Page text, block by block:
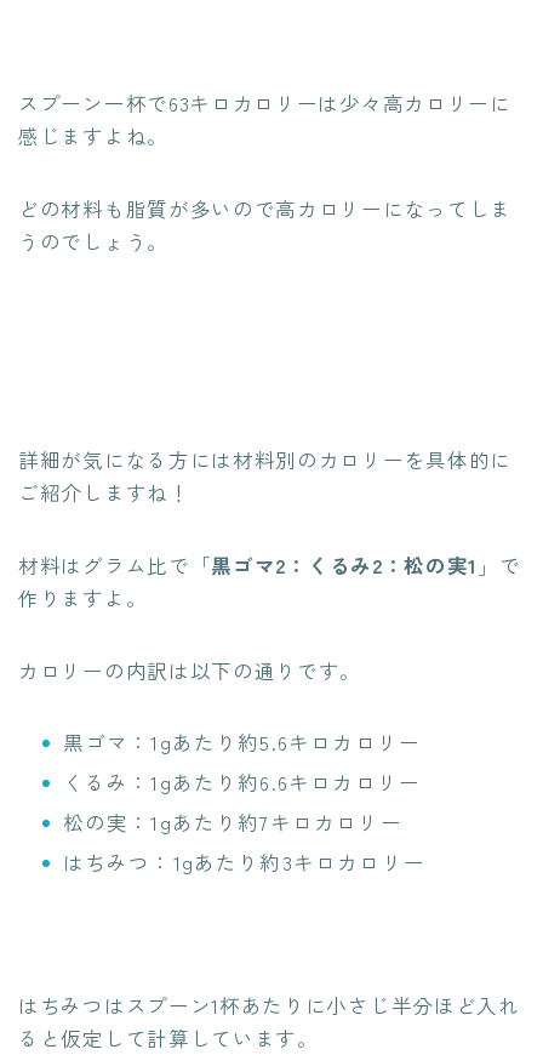
スプーン一杯で63キロカロリーは少々高カロリーに
感じますよね。
どの材料も脂質が多いので高カロリーになってしま
うのでしょう。
詳細が気になる方には材料別のカロリーを具体的に
ご紹介しますね！
材料はグラム比で「黒ゴマ2：くるみ2：松の実1 」で
作りますよ。
カロリーの内訳は以下の通りです。
黒ゴマ：1gあたり約5.6キロカロリー
くるみ：1gあたり約6.6キロカロリー
松の実：1gあたり約7キロカロリー
はちみつ：1gあたり約3キロカロリー
はちみつはスプーン1杯あたりに小さじ半分ほど入れ
ると仮定して計算しています。